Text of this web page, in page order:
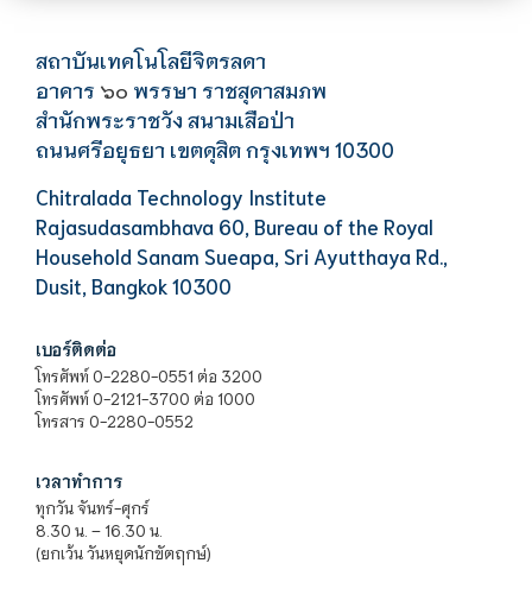
สถาบันเทคโนโลยีจิตรลดา
อาคาร ๖๐ พรรษา ราชสุดาสมภพ
สำนักพระราชวัง สนามเสือป่า
ถนนศรีอยุธยา เขตดุสิต กรุงเทพฯ 10300
Chitralada Technology Institute
Rajasudasambhava 60, Bureau of the Royal
Household Sanam Sueapa, Sri Ayutthaya Rd.,
Dusit, Bangkok 10300
เบอร์ติดต่อ
โทรศัพท์ 0-2280-0551 ต่อ 3200
โทรศัพท์ 0-2121-3700 ต่อ 1000
โทรสาร 0-2280-0552
เวลาทำการ
ทุกวัน จันทร์-ศุกร์
8.30 น. – 16.30 น.
(ยกเว้น วันหยุดนักขัตฤกษ์)